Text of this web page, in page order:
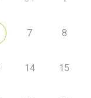
7 8
14 15